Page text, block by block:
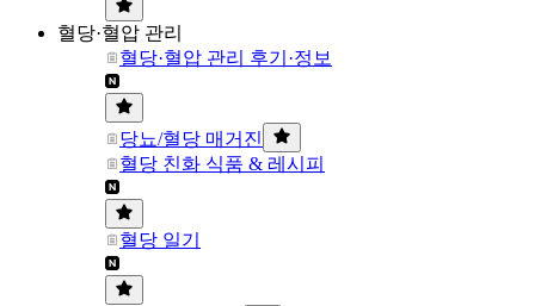
혈당·혈압 관리
혈당·혈압 관리 후기·정보
당뇨/혈당 매거진
혈당 친화 식품 & 레시피
혈당 일기